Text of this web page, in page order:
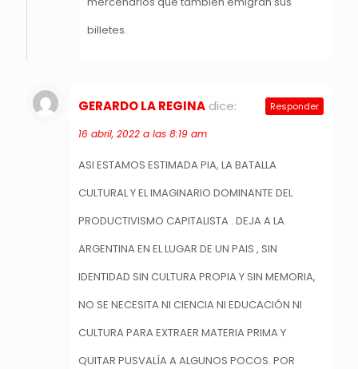
billetes.
GERARDO LA REGINA dice:
16 abril, 2022 a las 8:19 am
ASI ESTAMOS ESTIMADA PIA, LA BATALLA
CULTURAL Y EL IMAGINARIO DOMINANTE DEL
PRODUCTIVISMO CAPITALISTA . DEJA A LA
ARGENTINA EN EL LUGAR DE UN PAIS , SIN
IDENTIDAD SIN CULTURA PROPIA Y SIN MEMORIA,
NO SE NECESITA NI CIENCIA NI EDUCACIÓN NI
CULTURA PARA EXTRAER MATERIA PRIMA Y
QUITAR PUSVALÍA A ALGUNOS POCOS. POR
Responder